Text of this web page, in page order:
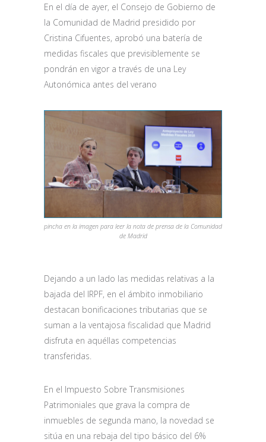
En el día de ayer, el Consejo de Gobierno de
la Comunidad de Madrid presidido por
Cristina Cifuentes, aprobó una batería de
medidas fiscales que previsiblemente se
pondrán en vigor a través de una Ley
Autonómica antes del verano
pincha en la imagen para leer la nota de prensa de la Comunidad
de Madrid
Dejando a un lado las medidas relativas a la
bajada del IRPF, en el ámbito inmobiliario
destacan bonificaciones tributarias que se
suman a la ventajosa fiscalidad que Madrid
disfruta en aquéllas competencias
transferidas.
En el Impuesto Sobre Transmisiones
Patrimoniales que grava la compra de
inmuebles de segunda mano, la novedad se
sitúa en una rebaja del tipo básico del 6%